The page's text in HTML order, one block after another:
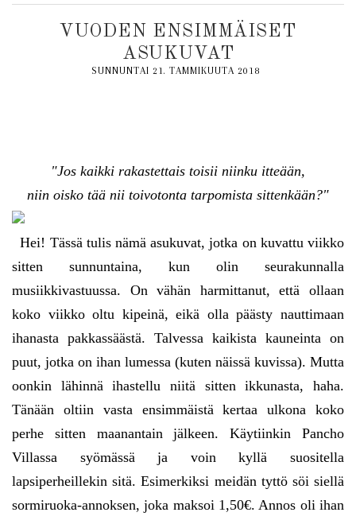
VUODEN ENSIMMÄISET
ASUKUVAT
SUNNUNTAI 21. TAMMIKUUTA 2018
"Jos kaikki rakastettais toisii niinku itteään,
niin oisko tää nii toivotonta tarpomista sittenkään?"
Hei! Tässä tulis nämä asukuvat, jotka on kuvattu viikko
sitten sunnuntaina, kun olin seurakunnalla
musiikkivastuussa. On vähän harmittanut, että ollaan
koko viikko oltu kipeinä, eikä olla päästy nauttimaan
ihanasta pakkassäästä. Talvessa kaikista kauneinta on
puut, jotka on ihan lumessa (kuten näissä kuvissa). Mutta
oonkin lähinnä ihastellu niitä sitten ikkunasta, haha.
Tänään oltiin vasta ensimmäistä kertaa ulkona koko
perhe sitten maanantain jälkeen. Käytiinkin Pancho
Villassa syömässä ja voin kyllä suositella
lapsiperheillekin sitä. Esimerkiksi meidän tyttö söi siellä
sormiruoka-annoksen, joka maksoi 1,50€. Annos oli ihan